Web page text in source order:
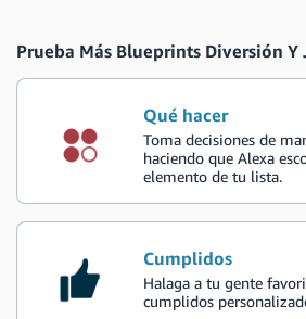
Prueba Más Blueprints Diversión Y
Qué hacer
Toma decisiones de
haciendo que Alexa
elemento de tu lista.
Cumplidos
Halaga a tu gente
cumplidos